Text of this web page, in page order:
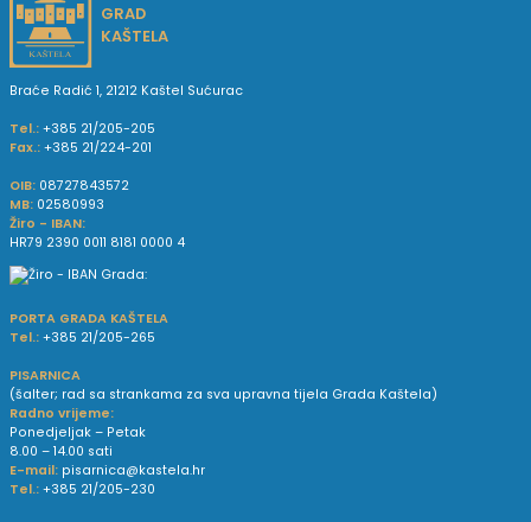
GRAD
KAŠTELA
Braće Radić 1, 21212 Kaštel Sućurac
Tel.: +385 21/205-205
Fax.: +385 21/224-201
OIB: 08727843572
MB: 02580993
Žiro - IBAN:
HR79 2390 0011 8181 0000 4
PORTA GRADA KAŠTELA
Tel.: +385 21/205-265
PISARNICA
(šalter; rad sa strankama za sva upravna tijela Grada Kaštela)
Radno vrijeme:
Ponedjeljak – Petak
8.00 – 14.00 sati
E-mail: pisarnica@kastela.hr
Tel.: +385 21/205-230